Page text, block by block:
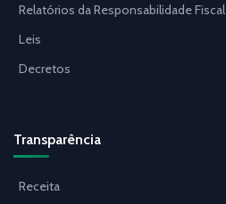
Relatórios da Responsabilidade Fiscal
Leis
Decretos
Transparência
Receita